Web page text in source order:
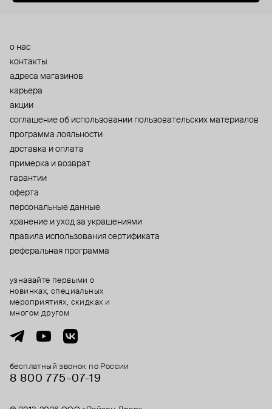
о нас
контакты
адреса магазинов
карьера
акции
cоглашение об использовании пользовательских материалов
программа лояльности
доставка и оплата
примерка и возврат
гарантии
оферта
персональные данные
хранение и уход за украшениями
правила использования сертификата
реферальная программа
бесплатный звонок по России
8 800 775⁠-07⁠-19
узнавайте первыми о
новинках, специальных
мероприятиях, скидках и
многом другом